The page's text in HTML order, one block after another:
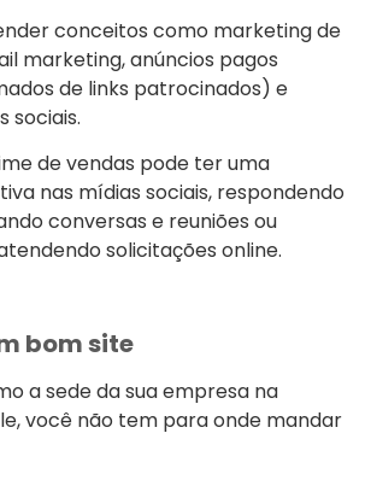
conceitos como marketing de
marketing, anúncios pagos
de links patrocinados) e
sociais.
de vendas pode ter uma
nas mídias sociais, respondendo
conversas e reuniões ou
solicitações online.
bom site
a sede da sua empresa na
você não tem para onde mandar